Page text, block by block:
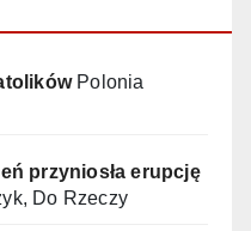
Polonia
przyniosła erupcję
Do Rzeczy